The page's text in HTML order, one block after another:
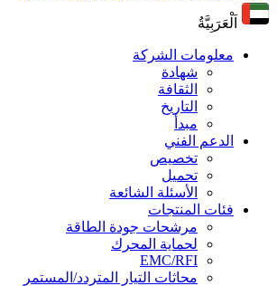
اَلْعَرَبِيَّةُ
معلومات الشركة
شهادة
الثقافة
التاريخ
مبدأ
الدعم الفني
تخصيص
تحميل
الأسئلة الشائعة
فئات المنتجات
مرشحات جودة الطاقة
لحماية المحرك
EMC/RFI
محاثات التيار المتردد/المستمر